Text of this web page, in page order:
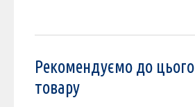
Рекомендуємо до цього
товару